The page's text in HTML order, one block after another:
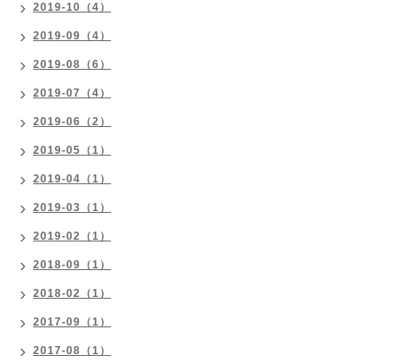
2019-10（4）
2019-09（4）
2019-08（6）
2019-07（4）
2019-06（2）
2019-05（1）
2019-04（1）
2019-03（1）
2019-02（1）
2018-09（1）
2018-02（1）
2017-09（1）
2017-08（1）